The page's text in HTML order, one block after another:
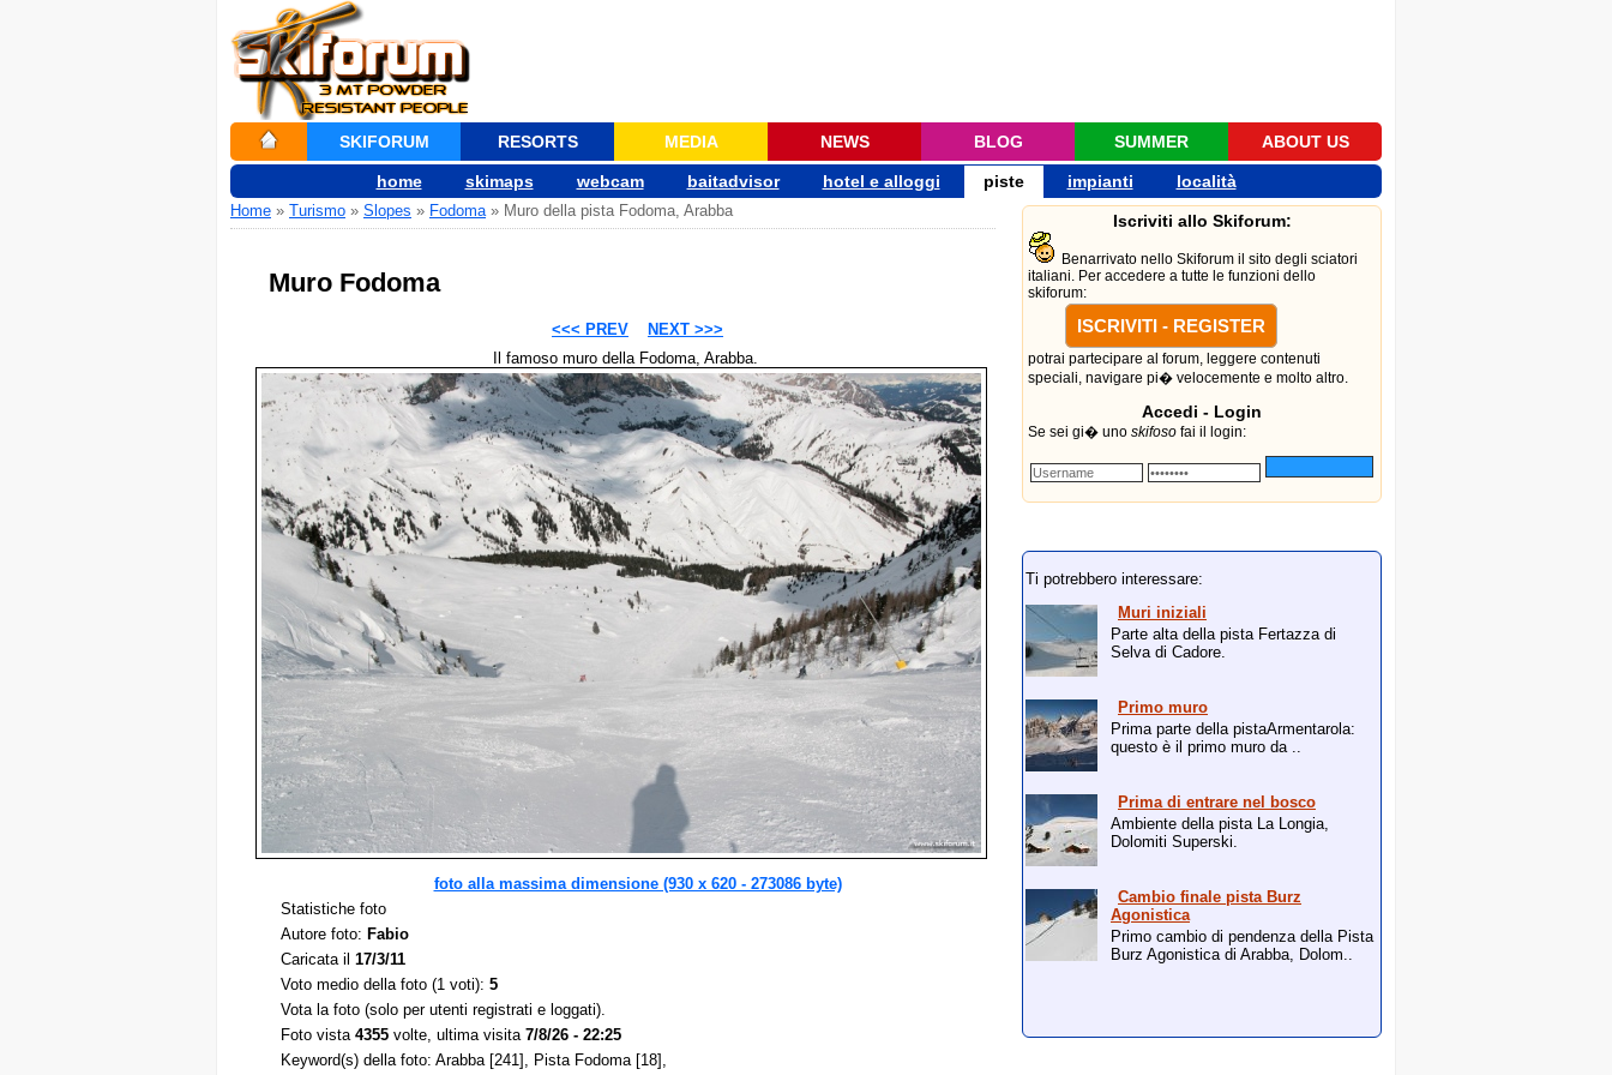
SKIFORUM RESORTS MEDIA NEWS BLOG SUMMER ABOUT US
home skimaps webcam baitadvisor hotel e alloggi piste impianti località
Iscriviti allo Skiforum:
Benarrivato nello Skiforum il sito degli sciatori
italiani. Per accedere a tutte le funzioni dello
skiforum:
ISCRIVITI - REGISTER
potrai partecipare al forum, leggere contenuti
speciali, navigare pi� velocemente e molto altro.
Accedi - Login
Se sei gi� uno skifoso fai il login:
Ti potrebbero interessare:
Muri iniziali
Parte alta della pista Fertazza di
Selva di Cadore.
Primo muro
Prima parte della pistaArmentarola:
questo è il primo muro da ..
Prima di entrare nel bosco
Ambiente della pista La Longia,
Dolomiti Superski.
Cambio finale pista Burz
Agonistica
Primo cambio di pendenza della Pista
Burz Agonistica di Arabba, Dolom..
Home » Turismo » Slopes » Fodoma» Muro della pista Fodoma, Arabba
Muro Fodoma
<<< PREV
NEXT >>>
Il famoso muro della Fodoma, Arabba.
foto alla massima dimensione (930 x 620 - 273086 byte)
Statistiche foto
Autore foto: Fabio
Caricata il 17/3/11
Voto medio della foto (1 voti): 5
Vota la foto (solo per utenti registrati e loggati).
Foto vista 4355 volte, ultima visita 7/8/26 - 22:25
Keyword(s) della foto: Arabba [241], Pista Fodoma [18],